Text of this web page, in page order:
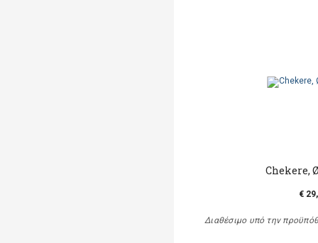
Chekere,
€
Διαθέσιμο υπό την